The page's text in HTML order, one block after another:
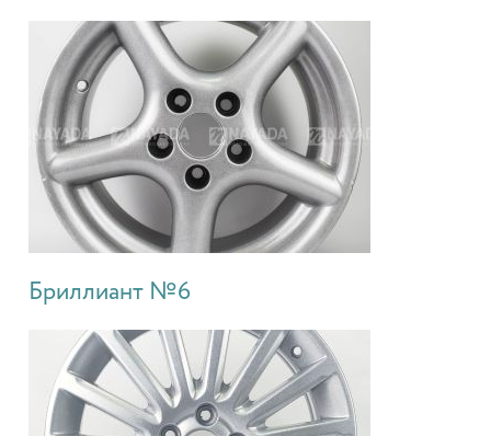
Бриллиант №6